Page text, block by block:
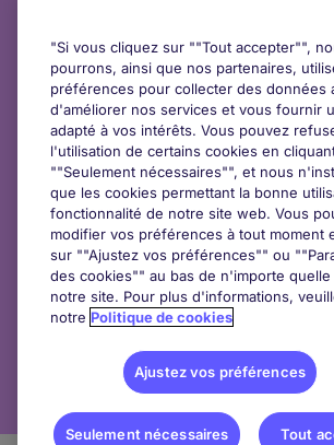
Postulez en un clic
Sauvegardez jusqu'à 3 CV
Créez vos alertes emploi
soyez le premier averti de toute
vous correspondant
Créer un compte
"Si vous cliquez sur ""Tout accepter"",
pourrons, ainsi que nos partenaires,
préférences pour collecter des données
d'améliorer nos services et vous fournir
adapté à vos intérêts. Vous pouvez
l'utilisation de certains cookies en
""Seulement nécessaires"", et nous
que les cookies permettant la bonne
fonctionnalité de notre site web. Vous
modifier vos préférences à tout moment
sur ""Ajustez vos préférences"" ou
des cookies"" au bas de n'importe quelle
notre site. Pour plus d'informations,
notre Politique de cookies
Ajustez vos préférences
Seulement nécessaires Tout